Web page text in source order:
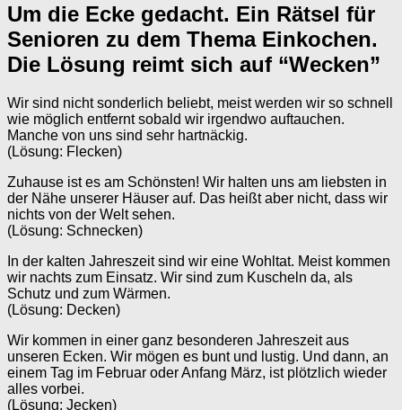
Um die Ecke gedacht. Ein Rätsel für
Senioren zu dem Thema Einkochen.
Die Lösung reimt sich auf “Wecken”
Wir sind nicht sonderlich beliebt, meist werden wir so schnell
wie möglich entfernt sobald wir irgendwo auftauchen.
Manche von uns sind sehr hartnäckig.
(Lösung: Flecken)
Zuhause ist es am Schönsten! Wir halten uns am liebsten in
der Nähe unserer Häuser auf. Das heißt aber nicht, dass wir
nichts von der Welt sehen.
(Lösung: Schnecken)
In der kalten Jahreszeit sind wir eine Wohltat. Meist kommen
wir nachts zum Einsatz. Wir sind zum Kuscheln da, als
Schutz und zum Wärmen.
(Lösung: Decken)
Wir kommen in einer ganz besonderen Jahreszeit aus
unseren Ecken. Wir mögen es bunt und lustig. Und dann, an
einem Tag im Februar oder Anfang März, ist plötzlich wieder
alles vorbei.
(Lösung: Jecken)